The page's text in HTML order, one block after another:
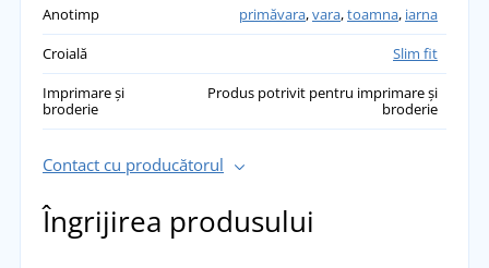
Anotimp primăvara,vara,toamna, iarna
Croială
Slim fit
Imprimare și
broderie
Produs potrivit pentru imprimare și
broderie
Contact cu producătorul
Îngrijirea produsului